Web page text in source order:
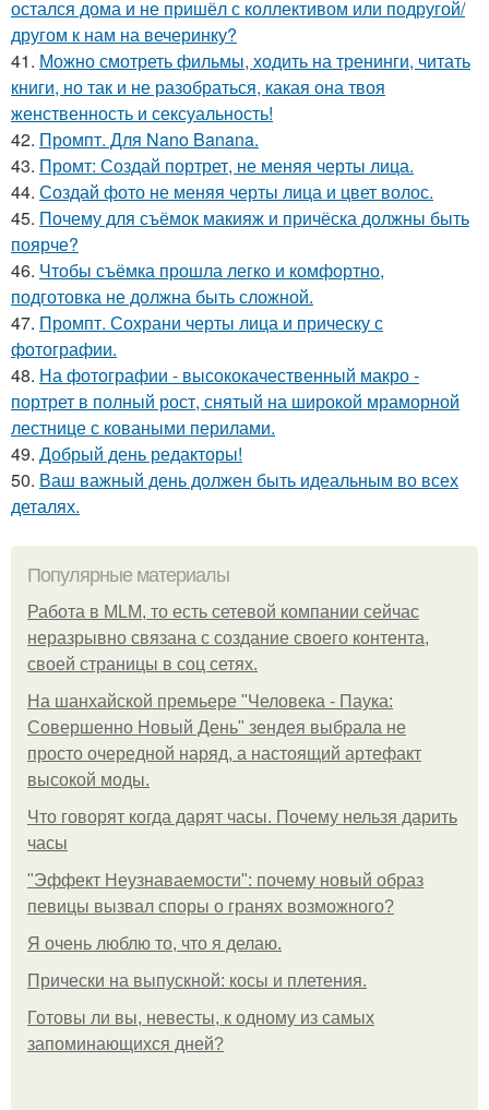
остался дома и не пришёл с коллективом или подругой/
другом к нам на вечеринку?
41. Можно смотреть фильмы, ходить на тренинги, читать
книги, но так и не разобраться, какая она твоя
женственность и сексуальность!
42. Промпт. Для Nano Banana.
43. Промт: Создай портрет, не меняя черты лица.
44. Создай фото не меняя черты лица и цвет волос.
45. Почему для съёмок макияж и причёска должны быть
поярче?
46. Чтобы съёмка прошла легко и комфортно,
подготовка не должна быть сложной.
47. Промпт. Сохрани черты лица и прическу с
фотографии.
48. На фотографии - высококачественный макро -
портрет в полный рост, снятый на широкой мраморной
лестнице с коваными перилами.
49. Добрый день редакторы!
50. Ваш важный день должен быть идеальным во всех
деталях.
Популярные материалы
Работа в MLM, то есть сетевой компании сейчас
неразрывно связана с создание своего контента,
своей страницы в соц сетях.
На шанхайской премьере "Человека - Паука:
Совершенно Новый День" зендея выбрала не
просто очередной наряд, а настоящий артефакт
высокой моды.
Что говорят когда дарят часы. Почему нельзя дарить
часы
"Эффект Неузнаваемости": почему новый образ
певицы вызвал споры о гранях возможного?
Я очень люблю то, что я делаю.
Прически на выпускной: косы и плетения.
Готовы ли вы, невесты, к одному из самых
запоминающихся дней?